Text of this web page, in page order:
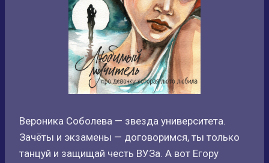
Вероника Соболева — звезда университета.
Зачёты и экзамены — договоримся, ты только
танцуй и защищай честь ВУЗа. А вот Егору